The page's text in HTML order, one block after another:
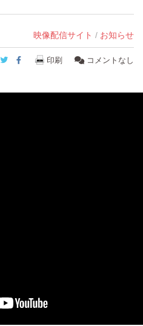
映像配信サイト / お知らせ
Twitter
Facebook
印刷 コメントなし